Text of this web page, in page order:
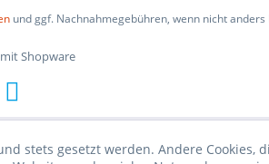
und ggf. Nachnahmegebühren, wenn nicht anders
Shopware
stets gesetzt werden. Andere Cookies,